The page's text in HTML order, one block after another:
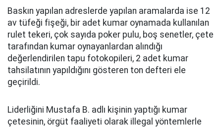
Baskın yapılan adreslerde yapılan aramalarda ise 12
av tüfeği fişeği, bir adet kumar oynamada kullanılan
rulet tekeri, çok sayıda poker pulu, boş senetler, çete
tarafından kumar oynayanlardan alındığı
değerlendirilen tapu fotokopileri, 2 adet kumar
tahsilatının yapıldığını gösteren ton defteri ele
geçirildi.
Liderliğini Mustafa B. adlı kişinin yaptığı kumar
çetesinin, örgüt faaliyeti olarak illegal yöntemlerle